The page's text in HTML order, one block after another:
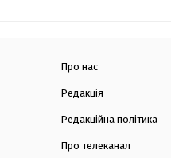
Про нас
Редакція
Редакційна політика
Про телеканал